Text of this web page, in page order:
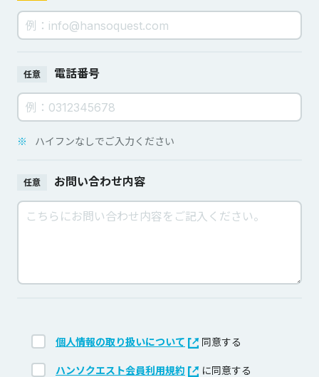
任意 電話番号
※ ハイフンなしでご入力ください
任意 お問い合わせ内容
個人情報の取り扱いについて 同意する
ハンソクエスト会員利用規約 に同意する